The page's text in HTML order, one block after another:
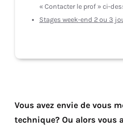
« Contacter le prof » ci-
Stages week-end 2 ou 3
Vous avez envie de vous
technique? Ou alors vous